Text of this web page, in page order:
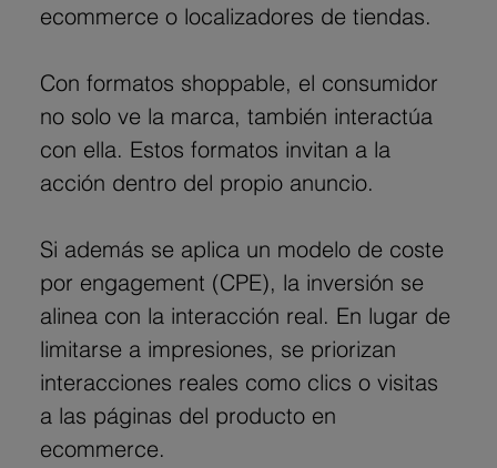
ecommerce o localizadores de tiendas.
Con formatos shoppable, el consumidor
no solo ve la marca, también interactúa
con ella. Estos formatos invitan a la
acción dentro del propio anuncio.
Si además se aplica un modelo de coste
por engagement (CPE), la inversión se
alinea con la interacción real. En lugar de
limitarse a impresiones, se priorizan
interacciones reales como clics o visitas
a las páginas del producto en
ecommerce.